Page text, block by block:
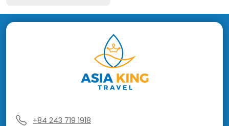
+84 243 719 1918